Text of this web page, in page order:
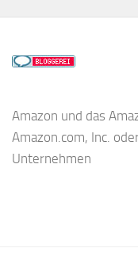
Amazon und das
Amazon.com, Inc.
Unternehmen